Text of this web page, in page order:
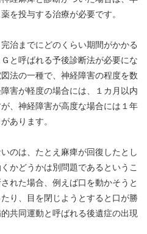
を投与する治療が必要です。
治までにどのくらい期間がかかる
と呼ばれる予後診断法が必要にな
法の一種で、神経障害の程度を数
害が軽度の場合には、１カ月以内
、神経障害が高度な場合には１年
あります。
のは、たとえ麻痺が回復したとし
かどうかは別問題であるというこ
れた場合、例えば口を動かそうと
り、目を閉じようとすると口が勝
共同運動と呼ばれる後遺症の出現